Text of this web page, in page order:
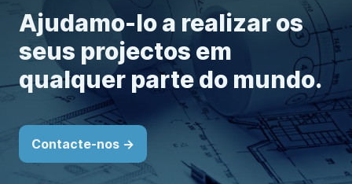
Ajudamo-lo a realizar os
seus projectos em
qualquer parte do mundo.
Contacte-nos ->